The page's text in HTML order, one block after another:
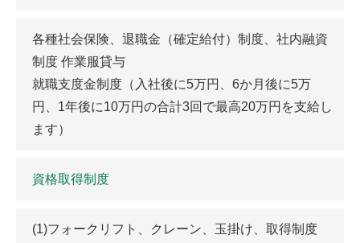
各種社会保険、退職金（確定給付）制度、社内融資
制度 作業服貸与
就職支度金制度（入社後に5万円、6か月後に5万
円、1年後に10万円の合計3回で最高20万円を支給し
ます）
資格取得制度
(1)フォークリフト、クレーン、玉掛け、取得制度